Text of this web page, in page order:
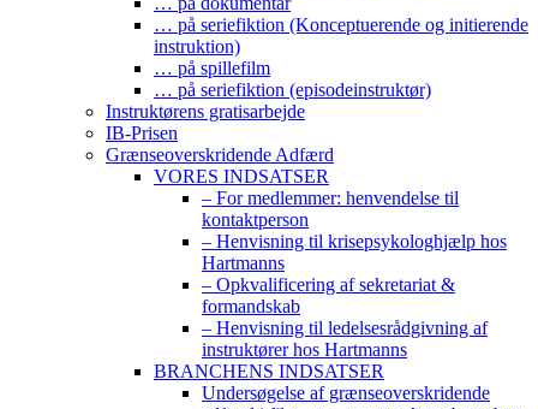
… på seriefiktion (Konceptuerende og initierende
instruktion)
… på spillefilm
… på seriefiktion (episodeinstruktør)
Instruktørens gratisarbejde
IB-Prisen
Grænseoverskridende Adfærd
VORES INDSATSER
– For medlemmer: henvendelse til
kontaktperson
– Henvisning til krisepsykologhjælp hos
Hartmanns
– Opkvalificering af sekretariat &
formandskab
– Henvisning til ledelsesrådgivning af
instruktører hos Hartmanns
BRANCHENS INDSATSER
Undersøgelse af grænseoverskridende